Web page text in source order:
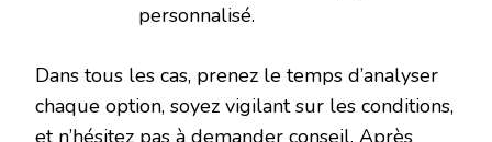
personnalisé.
Dans tous les cas, prenez le temps d’analyser
chaque option, soyez vigilant sur les conditions,